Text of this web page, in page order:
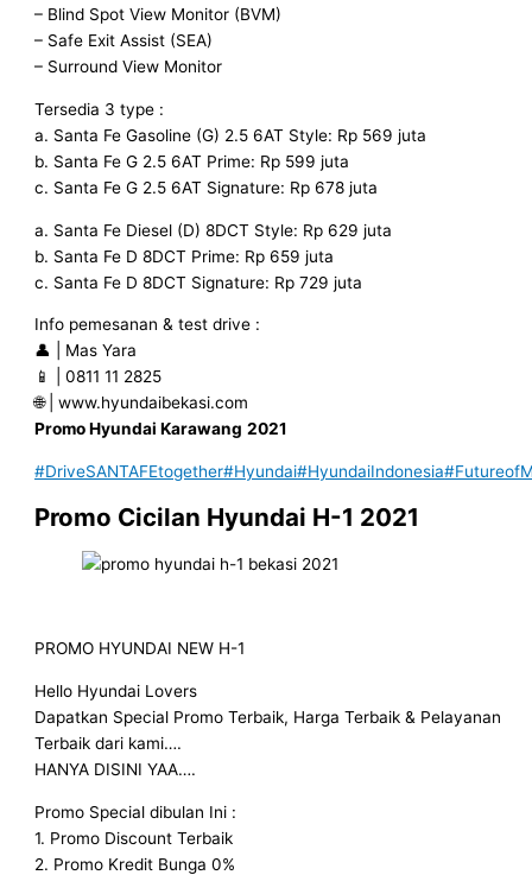
– Blind Spot View Monitor (BVM)
– Safe Exit Assist (SEA)
– Surround View Monitor
Tersedia 3 type :
a. Santa Fe Gasoline (G) 2.5 6AT Style: Rp 569 juta
b. Santa Fe G 2.5 6AT Prime: Rp 599 juta
c. Santa Fe G 2.5 6AT Signature: Rp 678 juta
a. Santa Fe Diesel (D) 8DCT Style: Rp 629 juta
b. Santa Fe D 8DCT Prime: Rp 659 juta
c. Santa Fe D 8DCT Signature: Rp 729 juta
Info pemesanan & test drive :
👤 | Mas Yara
📱 | 0811 11 2825
🌐 | www.hyundaibekasi.com
Promo Hyundai Karawang 2021
#DriveSANTAFEtogether#Hyundai#HyundaiIndonesia
Promo Cicilan Hyundai H-1 2021
PROMO HYUNDAI NEW H-1
Hello Hyundai Lovers
Dapatkan Special Promo Terbaik, Harga Terbaik & Pelayanan
Terbaik dari kami….
HANYA DISINI YAA….
Promo Special dibulan Ini :
1. Promo Discount Terbaik
2. Promo Kredit Bunga 0%